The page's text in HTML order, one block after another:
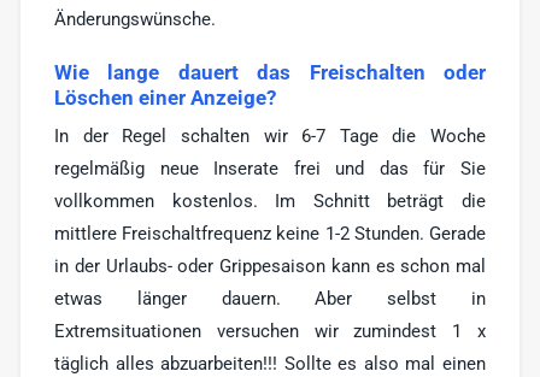
Änderungswünsche.
Wie lange dauert das Freischalten oder
Löschen einer Anzeige?
In der Regel schalten wir 6-7 Tage die Woche
regelmäßig neue Inserate frei und das für Sie
vollkommen kostenlos. Im Schnitt beträgt die
mittlere Freischaltfrequenz keine 1-2 Stunden. Gerade
in der Urlaubs- oder Grippesaison kann es schon mal
etwas länger dauern. Aber selbst in
Extremsituationen versuchen wir zumindest 1 x
täglich alles abzuarbeiten!!! Sollte es also mal einen